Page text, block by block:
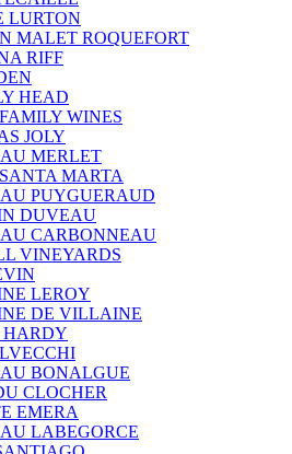
LURTON
MALET ROQUEFORT
RIFF
HEAD
WINES
JOLY
MERLET
MARTA
PUYGUERAUD
DUVEAU
CARBONNEAU
VINEYARDS
LEROY
DE VILLAINE
HARDY
BONALGUE
CLOCHER
EMERA
LABEGORCE